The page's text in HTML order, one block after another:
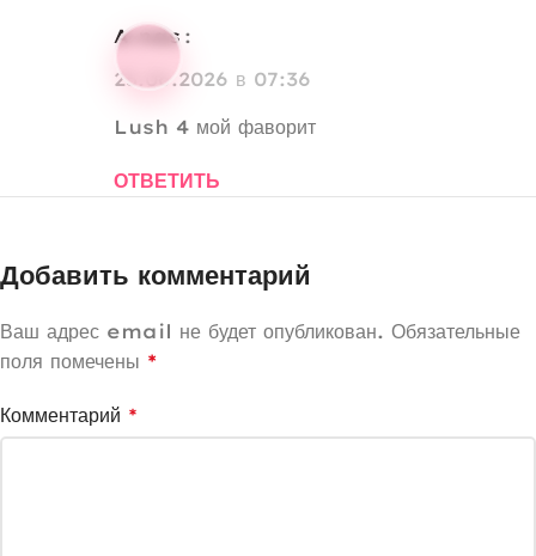
A-nas :
25.06.2026 в 07:36
Lush 4 мой фаворит
ОТВЕТИТЬ
Добавить комментарий
Ваш адрес email не будет опубликован. Обязательные
поля помечены *
Комментарий *